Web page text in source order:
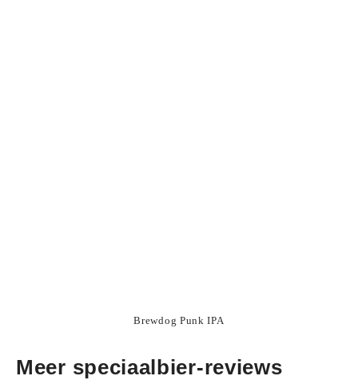
Brewdog Punk IPA
Meer speciaalbier-reviews